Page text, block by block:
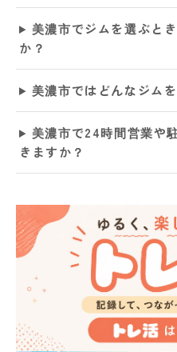
美濃市でジムを選ぶと
か？
美濃市ではどんなジム
美濃市で24時間営業や
きますか？